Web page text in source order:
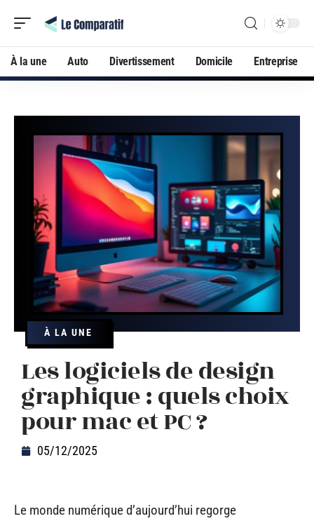
À la une Auto Divertissement Domicile Entreprise
À LA UNE
Les logiciels de design
graphique : quels choix
pour mac et PC ?
05/12/2025
Le monde numérique d’aujourd’hui regorge